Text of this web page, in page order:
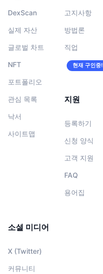
DexScan
실제 자산
글로벌 차트
NFT
포트폴리오
관심 목록
낙서
사이트맵
고지사항
방법론
직업
현재 구인중!
지원
등록하기
신청 양식
고객 지원
FAQ
용어집
소셜 미디어
X (Twitter)
커뮤니티